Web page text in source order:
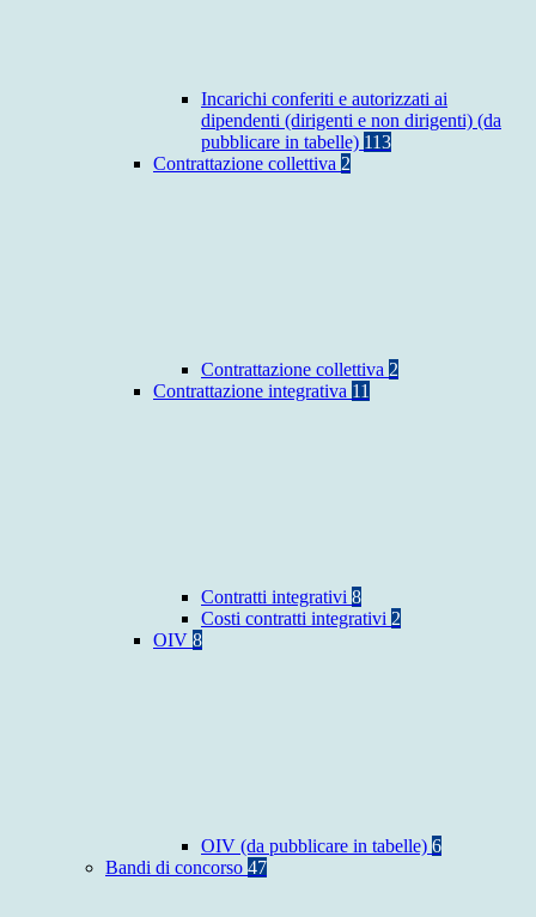
Incarichi conferiti e autorizzati ai
dipendenti (dirigenti e non dirigenti) (da
pubblicare in tabelle) 113
Contrattazione collettiva 2
Contrattazione collettiva 2
Contrattazione integrativa 11
Contratti integrativi 8
Costi contratti integrativi 2
OIV 8
OIV (da pubblicare in tabelle) 6
Bandi di concorso 47